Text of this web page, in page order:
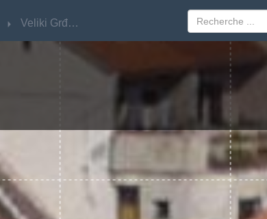
Veliki Grđevac
Veliki Grđevac